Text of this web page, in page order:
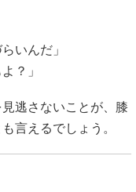
いんだ」
？」
逃さないことが、膝
言えるでしょう。